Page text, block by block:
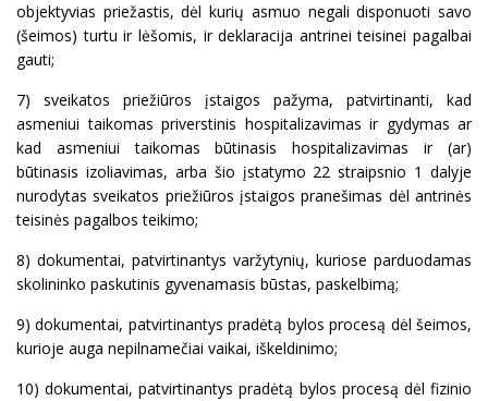
objektyvias priežastis, dėl kurių asmuo negali disponuoti savo
(šeimos) turtu ir lėšomis, ir deklaracija antrinei teisinei pagalbai
gauti;
7) sveikatos priežiūros įstaigos pažyma, patvirtinanti, kad
asmeniui taikomas priverstinis hospitalizavimas ir gydymas ar
kad asmeniui taikomas būtinasis hospitalizavimas ir (ar)
būtinasis izoliavimas, arba šio įstatymo 22 straipsnio 1 dalyje
nurodytas sveikatos priežiūros įstaigos pranešimas dėl antrinės
teisinės pagalbos teikimo;
8) dokumentai, patvirtinantys varžytynių, kuriose parduodamas
skolininko paskutinis gyvenamasis būstas, paskelbimą;
9) dokumentai, patvirtinantys pradėtą bylos procesą dėl šeimos,
kurioje auga nepilnamečiai vaikai, iškeldinimo;
10) dokumentai, patvirtinantys pradėtą bylos procesą dėl fizinio